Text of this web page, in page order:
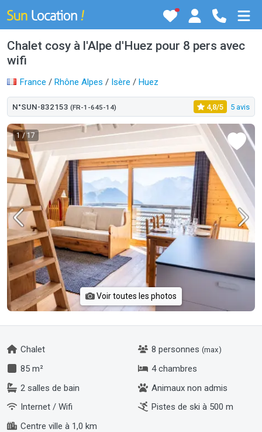
Chalet cosy à l'Alpe d'Huez pour 8 pers avec
wifi
France / Rhône Alpes / Isère / Huez
N°SUN-832153 (FR-1-645-14) 4,8/5 5 avis
1/ 17
Voir toutes les photos
Chalet 8 personnes (max)
85 m²
4 chambres
2 salles de bain
Animaux non admis
Internet / Wifi
Pistes de ski à 500 m
Centre ville à 1,0 km